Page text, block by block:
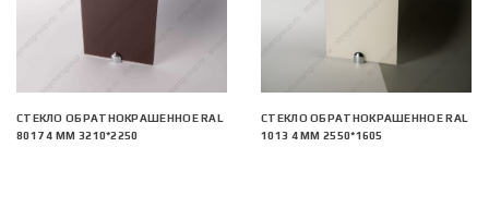
СТЕКЛО ОБРАТНОКРАШЕННОЕ RAL
8017 4 ММ 3210*2250
СТЕКЛО ОБРАТНОКРАШЕННОЕ RAL
1013 4 ММ 2550*1605